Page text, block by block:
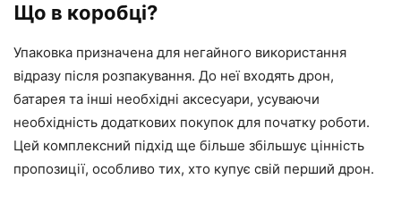
Що в коробці?
Упаковка призначена для негайного використання
відразу після розпакування. До неї входять дрон,
батарея та інші необхідні аксесуари, усуваючи
необхідність додаткових покупок для початку роботи.
Цей комплексний підхід ще більше збільшує цінність
пропозиції, особливо тих, хто купує свій перший дрон.